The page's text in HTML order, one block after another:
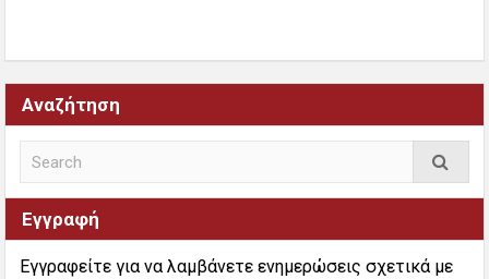
Αναζήτηση
Εγγραφή
Εγγραφείτε για να λαμβάνετε ενημερώσεις σχετικά με